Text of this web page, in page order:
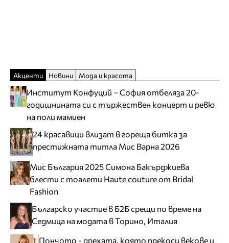
Акценти Новини Мода и красота
Институт Конфуций – София отбеляза 20-
годишнината си с тържествен концерт и ревю
на поли мамиен
24 красавици влизат в гореща битка за
престижната титла Мис Варна 2026
Мис България 2025 Симона Бакърджиева
блести с тоалети Haute couture от Bridal
Fashion
Българско участие в Б2Б срещи по време на
Седмица на модата в Торино, Италия
Пончото - дрехата, която прекоси векове и